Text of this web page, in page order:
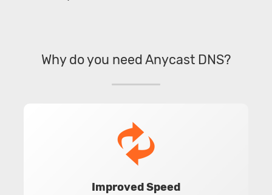
Why do you need Anycast DNS?
Improved Speed